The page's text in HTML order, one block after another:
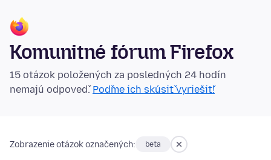
Komunitné fórum Firefox
15 otázok položených za posledných 24 hodín
nemajú odpoveď.Poďme ich skúsiť vyriešiť!
Zobrazenie otázok označených: beta